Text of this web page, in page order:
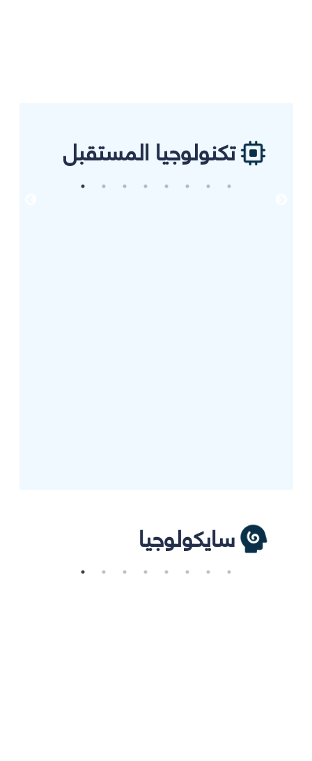
تكنولوجيا المستقبل
سايكولوجيا